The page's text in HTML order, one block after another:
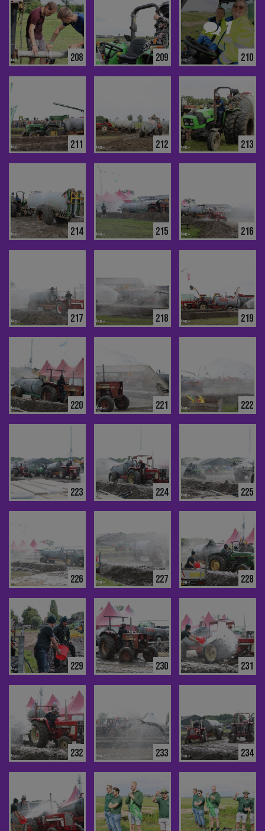
208 209
1
210
211 212 213
214 215 216
217 218 219
220 221 222
223 224 225
226 227 228
229 230 231
232 233 234